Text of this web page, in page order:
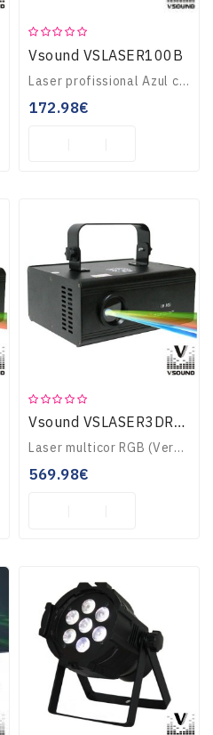
Vsound VSLASER100B
Laser profissional Azul c/ DMX512 e regulaçãoOperação DMX512, microfone embutidoRegulação intensidade, Laser azul c/ 100mWFornecido c/ suporte de instalaçãoTens..
172.98€
Vsound VSLASER3DRGB
Laser multicor RGB (Vermelho, Verde e Azul) 3DFornecido c/ suporte de instalaçãoVermelho 200mW, Verde 100mW e Azul 300mWProdução de efeitos 3D, Plug & PlayC..
569.98€